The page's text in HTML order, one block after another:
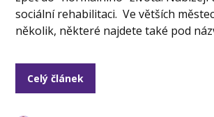
sociální rehabilitaci. Ve větších
několik, některé najdete také pod
Celý článek